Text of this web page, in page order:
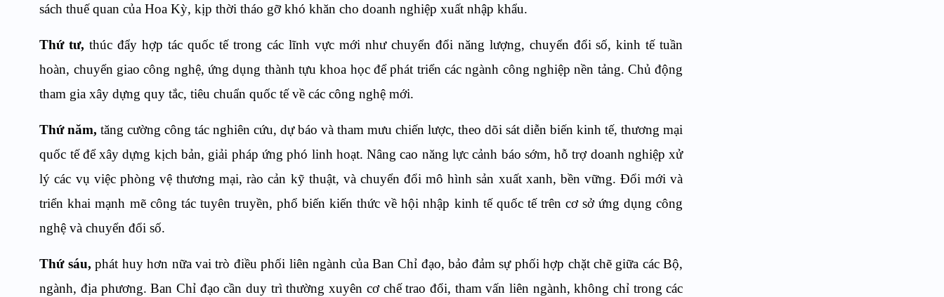
sách thuế quan của Hoa Kỳ, kịp thời tháo gỡ khó khăn cho doanh nghiệp xuất nhập khẩu.
Thứ tư,thúc đẩy hợp tác quốc tế trong các lĩnh vực mới như chuyển đổi năng lượng, chuyển đổi số, kinh tế tuần
hoàn, chuyển giao công nghệ, ứng dụng thành tựu khoa học để phát triển các ngành công nghiệp nền tảng. Chủ động
tham gia xây dựng quy tắc, tiêu chuẩn quốc tế về các công nghệ mới.
Thứ năm, tăng cường công tác nghiên cứu, dự báo và tham mưu chiến lược, theo dõi sát diễn biến kinh tế, thương mại
quốc tế để xây dựng kịch bản, giải pháp ứng phó linh hoạt. Nâng cao năng lực cảnh báo sớm, hỗ trợ doanh nghiệp xử
lý các vụ việc phòng vệ thương mại, rào cản kỹ thuật, và chuyển đổi mô hình sản xuất xanh, bền vững. Đổi mới và
triển khai mạnh mẽ công tác tuyên truyền, phổ biến kiến thức về hội nhập kinh tế quốc tế trên cơ sở ứng dụng công
nghệ và chuyển đổi số.
Thứ sáu, phát huy hơn nữa vai trò điều phối liên ngành của Ban Chỉ đạo, bảo đảm sự phối hợp chặt chẽ giữa các Bộ,
ngành, địa phương. Ban Chỉ đạo cần duy trì thường xuyên cơ chế trao đổi, tham vấn liên ngành, không chỉ trong các